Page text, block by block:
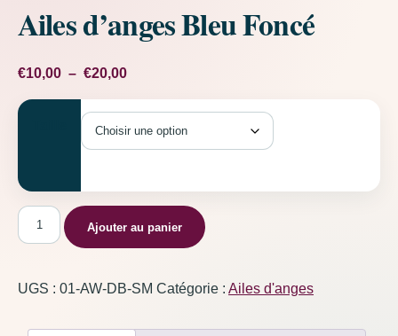
Ailes d’anges Bleu Foncé
€10,00 – €20,00Plage de prix : €10,00 à €20,00
quantité de Ailes d'anges Bleu Foncé
Ajouter au panier
UGS : 01-AW-DB-SM Catégorie : Ailes d'anges